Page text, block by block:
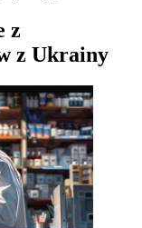
z
z Ukrainy